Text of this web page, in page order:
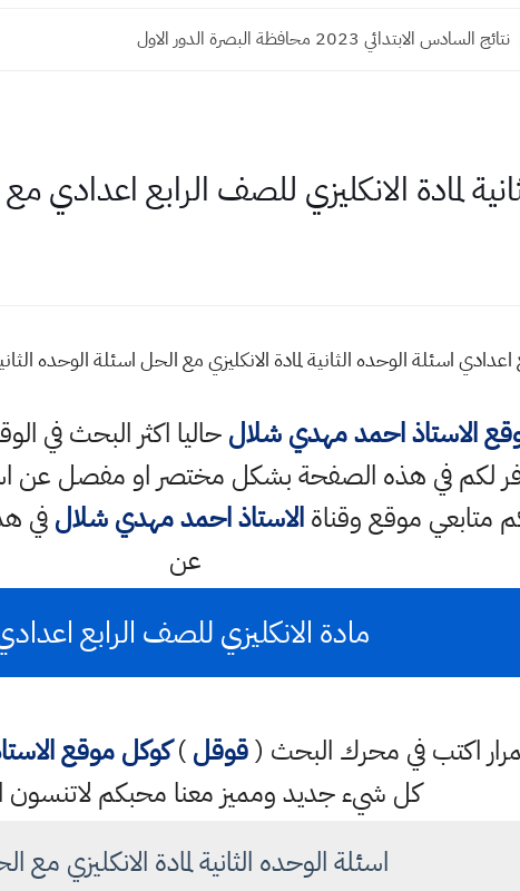
نتائج السادس الابتدائي 2023 محافظة البصرة الدور الاول
لمادة الانكليزي للصف الرابع اعدادي
اسئلة الوحده الثانية لمادة الانكليزي مع الحل اسئلة الوحده
الاستاذ احمد مهدي شلالحاليا اكثر البحث في
لكم في هذه الصفحة بشكل مختصر او مفصل عن اسئلة
متابعي موقع وقناةالاستاذ احمد مهدي شلالفي
عن
مادة الانكليزي للصف الرابع
اكتب في محرك البحث (قوقل)كوكل موقع
كل شيء جديد ومميز معنا محبكم لاتنسون
اسئلة الوحده الثانية لمادة الانكليزي مع